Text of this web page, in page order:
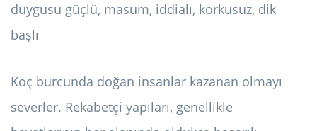
duygusu güçlü, masum, iddialı, korkusuz, dik
başlı
Koç burcunda doğan insanlar kazanan olmayı
severler. Rekabetçi yapıları, genellikle